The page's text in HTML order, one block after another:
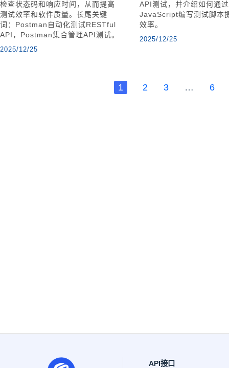
检查状态码和响应时间，从而提高
测试效率和软件质量。长尾关键
词：Postman自动化测试RESTful
API，Postman集合管理API测试。
2025/12/25
API测试，并介绍如何通过
JavaScript编写测试脚本
效率。
2025/12/25
1 2 3 … 6
API接口